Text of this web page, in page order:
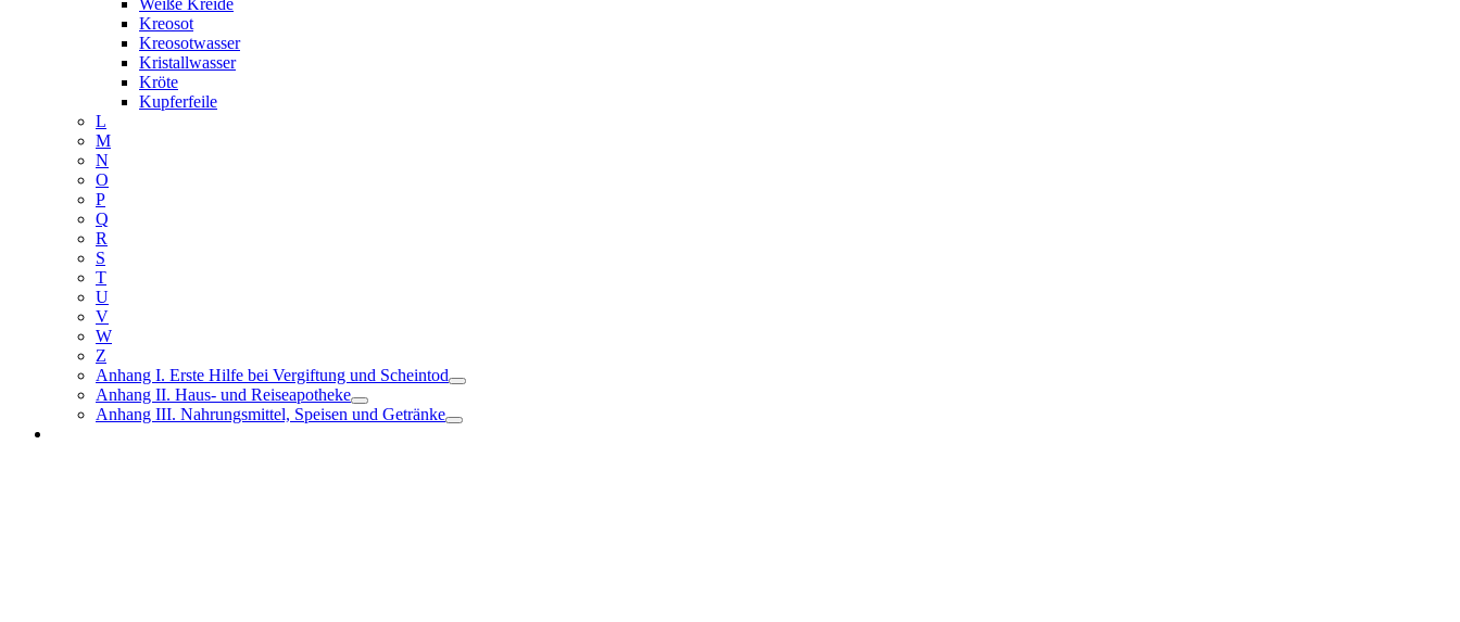
Weiße Kreide
Kreosot
Kreosotwasser
Kristallwasser
Kröte
Kupferfeile
L
M
N
O
P
Q
R
S
T
U
V
W
Z
Anhang I. Erste Hilfe bei Vergiftung und Scheintod
Anhang II. Haus- und Reiseapotheke
Anhang III. Nahrungsmittel, Speisen und Getränke